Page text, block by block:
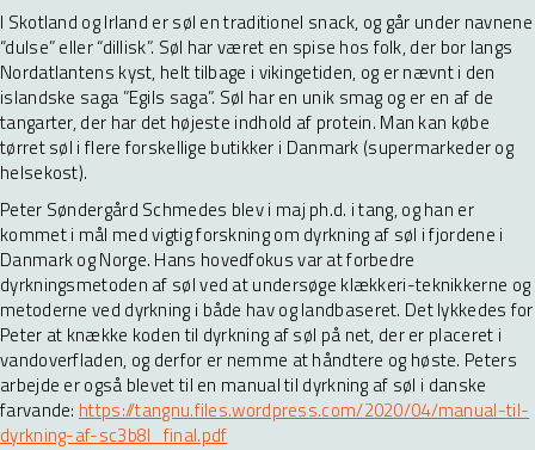
I Skotland og Irland er søl en traditionel snack, og går under navnene
“dulse” eller “dillisk”. Søl har været en spise hos folk, der bor langs
Nordatlantens kyst, helt tilbage i vikingetiden, og er nævnt i den
islandske saga ”Egils saga”. Søl har en unik smag og er en af de
tangarter, der har det højeste indhold af protein. Man kan købe
tørret søl i flere forskellige butikker i Danmark (supermarkeder og
helsekost).
Peter Søndergård Schmedes blev i maj ph.d. i tang, og han er
kommet i mål med vigtig forskning om dyrkning af søl i fjordene i
Danmark og Norge. Hans hovedfokus var at forbedre
dyrkningsmetoden af søl ved at undersøge klækkeri-teknikkerne og
metoderne ved dyrkning i både hav og landbaseret. Det lykkedes for
Peter at knække koden til dyrkning af søl på net, der er placeret i
vandoverfladen, og derfor er nemme at håndtere og høste. Peters
arbejde er også blevet til en manual til dyrkning af søl i danske
farvande: https://tangnu.files.wordpress.com/2020/04/manual-til-
dyrkning-af-sc3b8l_final.pdf